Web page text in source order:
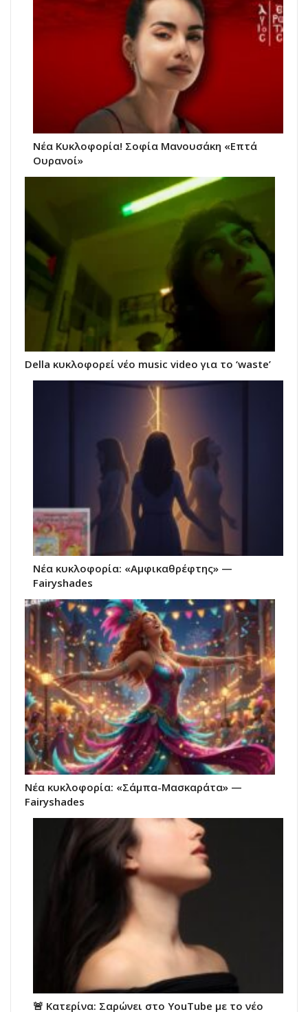
Νέα Κυκλοφορία! Σοφία Μανουσάκη «Επτά
Ουρανοί»
Della κυκλοφορεί νέο music video για το ‘waste’
Νέα κυκλοφορία: «Αμφικαθρέφτης» —
Fairyshades
Νέα κυκλοφορία: «Σάμπα-Μασκαράτα» —
Fairyshades
🚨 Κατερίνα: Σαρώνει στο YouTube με το νέο